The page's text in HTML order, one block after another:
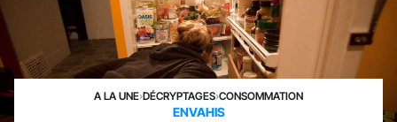
A LA UNE›DÉCRYPTAGES›CONSOMMATION
ENVAHIS